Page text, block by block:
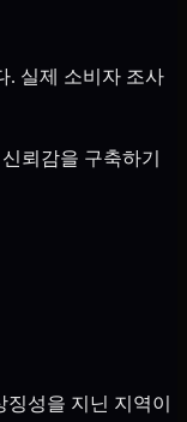
. 실제 소비자 조사
뢰감을 구축하기
성을 지닌 지역이